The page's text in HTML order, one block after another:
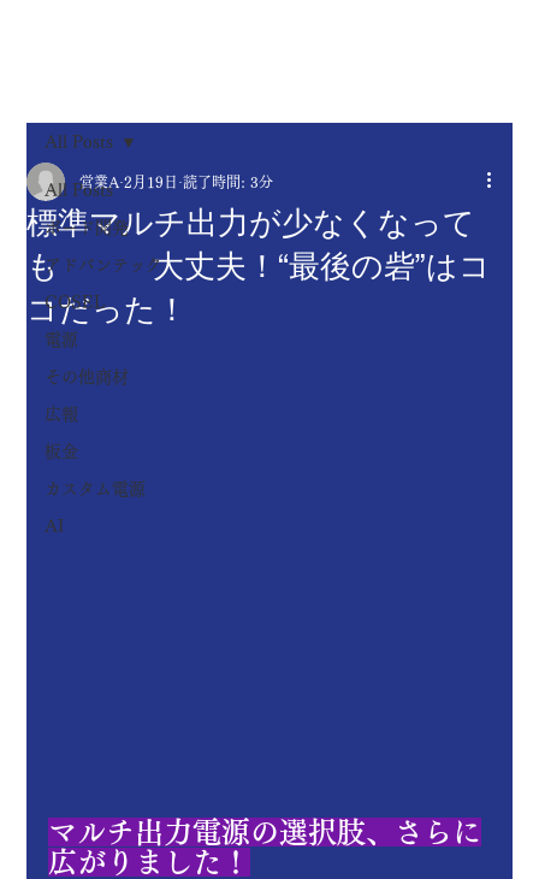
All Posts
ボード開発
アドバンテック
COSEL
電源
その他商材
広報
板金
カスタム電源
AI
All Posts
標準マルチ出力が少なくなって
も 大丈夫！“最後の砦”はコ
コだった！
営業A 2月19日 読了時間: 3分
マルチ出力電源の選択肢、さらに
広がりました！